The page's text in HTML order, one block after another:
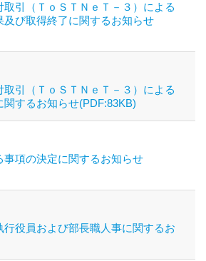
取引（ＴｏＳＴＮｅＴ－３）による
及び取得終了に関するお知らせ
取引（ＴｏＳＴＮｅＴ－３）による
関するお知らせ(PDF:83KB)
事項の決定に関するお知らせ
役員および部長職人事に関するお